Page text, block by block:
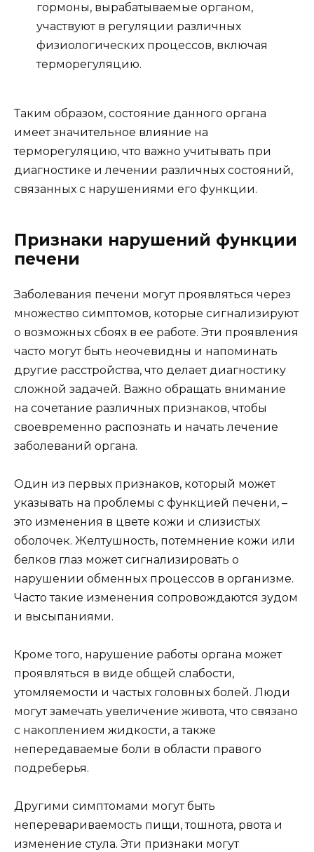
гормоны, вырабатываемые органом,
участвуют в регуляции различных
физиологических процессов, включая
терморегуляцию.
Таким образом, состояние данного органа
имеет значительное влияние на
терморегуляцию, что важно учитывать при
диагностике и лечении различных состояний,
связанных с нарушениями его функции.
Признаки нарушений функции
печени
Заболевания печени могут проявляться через
множество симптомов, которые сигнализируют
о возможных сбоях в ее работе. Эти проявления
часто могут быть неочевидны и напоминать
другие расстройства, что делает диагностику
сложной задачей. Важно обращать внимание
на сочетание различных признаков, чтобы
своевременно распознать и начать лечение
заболеваний органа.
Один из первых признаков, который может
указывать на проблемы с функцией печени, –
это изменения в цвете кожи и слизистых
оболочек. Желтушность, потемнение кожи или
белков глаз может сигнализировать о
нарушении обменных процессов в организме.
Часто такие изменения сопровождаются зудом
и высыпаниями.
Кроме того, нарушение работы органа может
проявляться в виде общей слабости,
утомляемости и частых головных болей. Люди
могут замечать увеличение живота, что связано
с накоплением жидкости, а также
непередаваемые боли в области правого
подреберья.
Другими симптомами могут быть
неперевариваемость пищи, тошнота, рвота и
изменение стула. Эти признаки могут